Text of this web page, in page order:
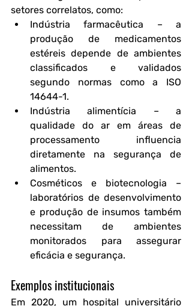
setores correlatos, como:
Indústria farmacêutica – a
produção de medicamentos
estéreis depende de ambientes
classificados e validados
segundo normas como a ISO
14644-1.
Indústria alimentícia – a
qualidade do ar em áreas de
processamento influencia
diretamente na segurança de
alimentos.
Cosméticos e biotecnologia –
laboratórios de desenvolvimento
e produção de insumos também
necessitam de ambientes
monitorados para assegurar
eficácia e segurança.
Exemplos institucionais
Em 2020, um hospital universitário